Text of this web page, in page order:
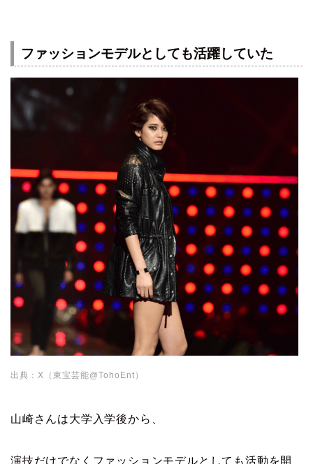
ファッションモデルとしても活躍していた
出典：X（東宝芸能@TohoEnt）
山崎さんは大学入学後から、
演技だけでなくファッションモデルとしても活動を開